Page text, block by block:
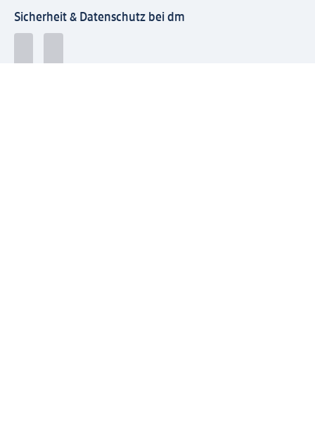
Sicherheit & Datenschutz bei dm